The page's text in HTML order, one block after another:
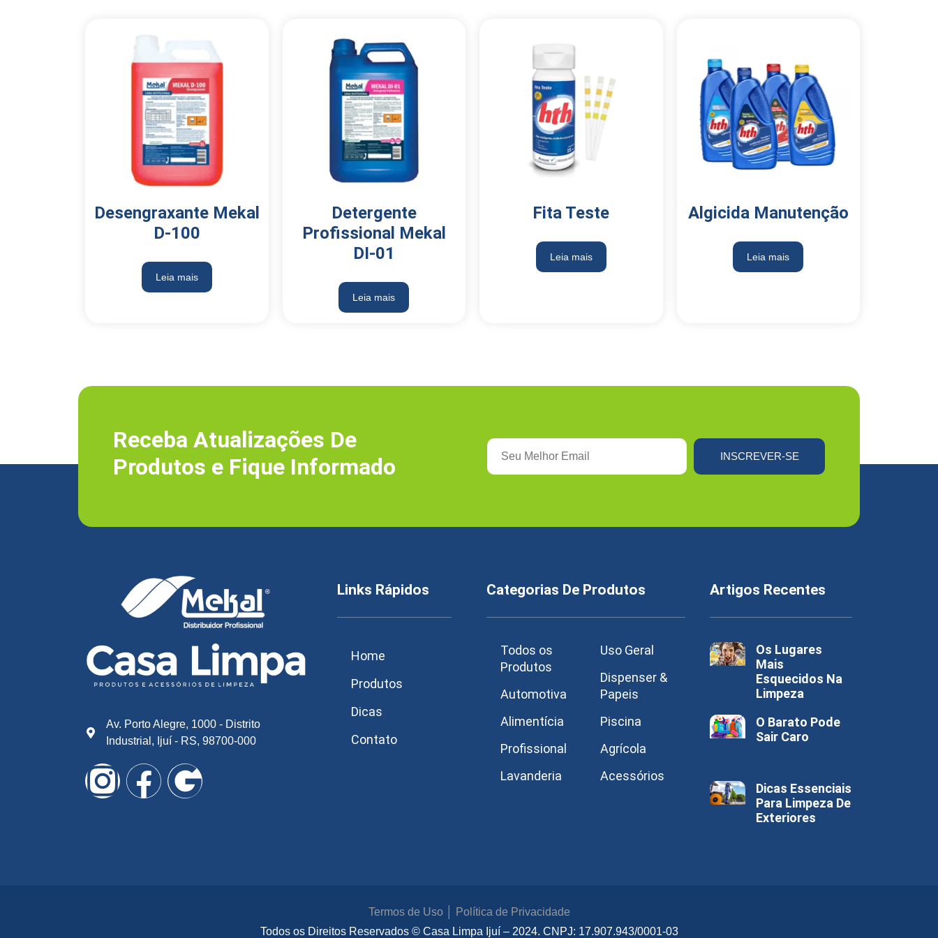
Desengraxante Mekal
D-100
Leia mais
Detergente
Profissional Mekal
DI-01
Leia mais
Fita Teste
Leia mais
Algicida Manutenção
Leia mais
Receba Atualizações De
Produtos e Fique Informado
INSCREVER-SE
Av. Porto Alegre, 1000 - Distrito
Industrial, Ijuí - RS, 98700-000
Links Rápidos
Home
Produtos
Dicas
Contato
Categorias De Produtos
Todos os
Produtos
Automotiva
Alimentícia
Profissional
Lavanderia
Uso Geral
Dispenser &
Papeis
Piscina
Agrícola
Acessórios
Artigos Recentes
Os Lugares
Mais
Esquecidos Na
Limpeza
O Barato Pode
Sair Caro
Dicas Essenciais
Para Limpeza De
Exteriores
Termos de Uso
Política de Privacidade
Todos os Direitos Reservados© Casa Limpa Ijuí – 2024. CNPJ: 17.907.943/0001-03